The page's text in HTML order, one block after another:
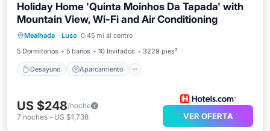
Holiday Home 'Quinta Moinhos Da Tapada' with
Mountain View, Wi-Fi and Air Conditioning
Mealhada · Luso 0.45 mi al centro
5 Dormitorios
5 baños 10 Invitados 3229 pies²
Desayuno Aparcamiento
Desayuno Aparcamiento
Spa
Balcón/Terraza
US $248/noche
7 noches - US $1,738 VER OFERTA